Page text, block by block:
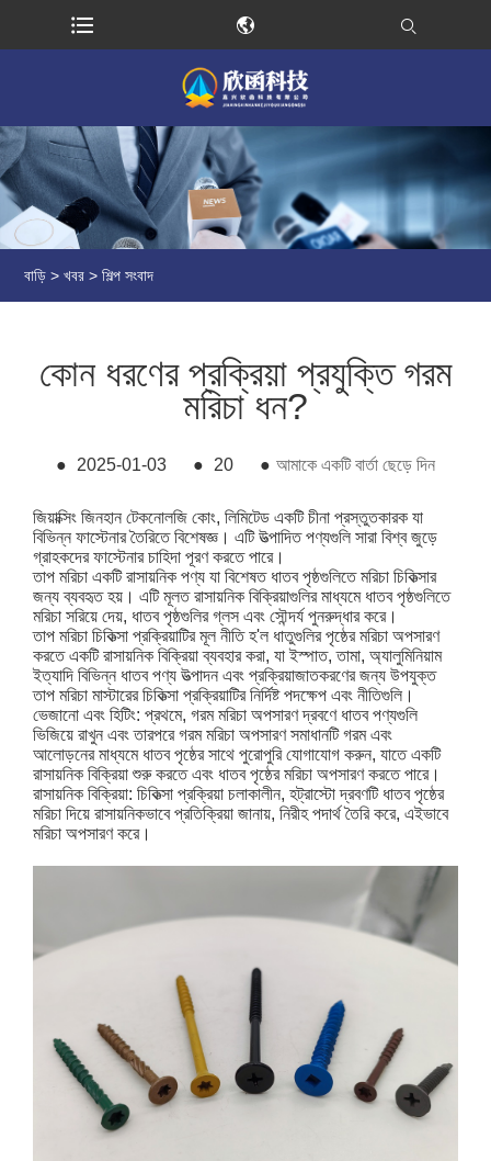
বাড়ি > খবর >শিল্প সংবাদ
কোন ধরণের প্রক্রিয়া প্রযুক্তি গরম
মরিচা ধন?
● 2025-01-03 ● 20 ● আমাকে একটি বার্তা ছেড়ে দিন
জিয়াক্সিং জিনহান টেকনোলজি কোং, লিমিটেড একটি চীনা প্রস্তুতকারক যা
বিভিন্ন ফাস্টেনার তৈরিতে বিশেষজ্ঞ। এটি উত্পাদিত পণ্যগুলি সারা বিশ্ব জুড়ে
গ্রাহকদের ফাস্টেনার চাহিদা পূরণ করতে পারে।
তাপ মরিচা একটি রাসায়নিক পণ্য যা বিশেষত ধাতব পৃষ্ঠগুলিতে মরিচা চিকিত্সার
জন্য ব্যবহৃত হয়। এটি মূলত রাসায়নিক বিক্রিয়াগুলির মাধ্যমে ধাতব পৃষ্ঠগুলিতে
মরিচা সরিয়ে দেয়, ধাতব পৃষ্ঠগুলির গ্লস এবং সৌন্দর্য পুনরুদ্ধার করে।
তাপ মরিচা চিকিত্সা প্রক্রিয়াটির মূল নীতি হ'ল ধাতুগুলির পৃষ্ঠের মরিচা অপসারণ
করতে একটি রাসায়নিক বিক্রিয়া ব্যবহার করা, যা ইস্পাত, তামা, অ্যালুমিনিয়াম
ইত্যাদি বিভিন্ন ধাতব পণ্য উত্পাদন এবং প্রক্রিয়াজাতকরণের জন্য উপযুক্ত
তাপ মরিচা মাস্টারের চিকিত্সা প্রক্রিয়াটির নির্দিষ্ট পদক্ষেপ এবং নীতিগুলি।
ভেজানো এবং হিটিং: প্রথমে, গরম মরিচা অপসারণ দ্রবণে ধাতব পণ্যগুলি
ভিজিয়ে রাখুন এবং তারপরে গরম মরিচা অপসারণ সমাধানটি গরম এবং
আলোড়নের মাধ্যমে ধাতব পৃষ্ঠের সাথে পুরোপুরি যোগাযোগ করুন, যাতে একটি
রাসায়নিক বিক্রিয়া শুরু করতে এবং ধাতব পৃষ্ঠের মরিচা অপসারণ করতে পারে।
রাসায়নিক বিক্রিয়া: চিকিত্সা প্রক্রিয়া চলাকালীন, হট্রাস্টো দ্রবণটি ধাতব পৃষ্ঠের
মরিচা দিয়ে রাসায়নিকভাবে প্রতিক্রিয়া জানায়, নিরীহ পদার্থ তৈরি করে, এইভাবে
মরিচা অপসারণ করে।